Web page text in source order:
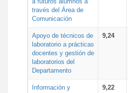
través del Área de
Comunicación
Apoyo de técnicos de
laboratorio a prácticas
docentes y gestión de
laboratorios del
Departamento
9,24
Información y
9,22